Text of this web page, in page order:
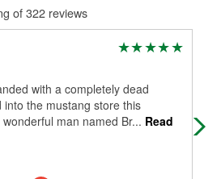
of 322 reviews
with a completely dead
into the mustang store this
man named Br... Read